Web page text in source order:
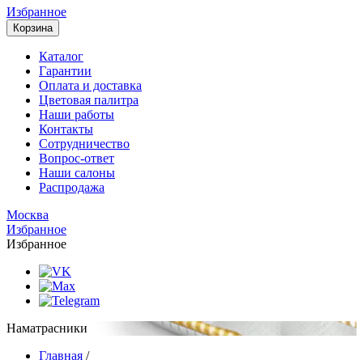
Избранное
Корзина
Каталог
Гарантии
Оплата и доставка
Цветовая палитра
Наши работы
Контакты
Сотрудничество
Вопрос-ответ
Наши салоны
Распродажа
Москва
Избранное
Избранное
Наматрасники
Главная /